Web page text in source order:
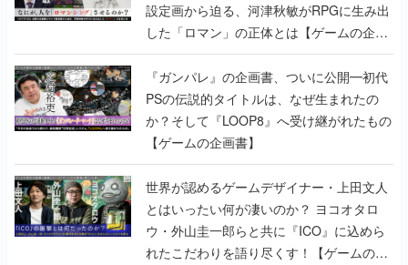
設定画から迫る、河津秋敏がRPGに生み出
した「ロマン」の正体とは【ゲームの企画
書】
『ガンパレ』の企画書、ついに公開━初代
PSの伝説的タイトルは、なぜ生まれたの
か？そして『LOOP8』へ受け継がれたもの
【ゲームの企画書】
世界が認めるゲームデザイナー・上田文人
とはいったい何が凄いのか？ ヨコオタロ
ウ・外山圭一郎らと共に『ICO』に込めら
れたこだわりを語り尽くす！【ゲームの企